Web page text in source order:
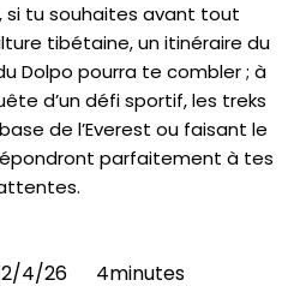
si tu souhaites avant tout
tibétaine, un itinéraire du
Dolpo pourra te combler ; à
d’un défi sportif, les treks
de l’Everest ou faisant le
parfaitement à tes
2/4/26 4minutes